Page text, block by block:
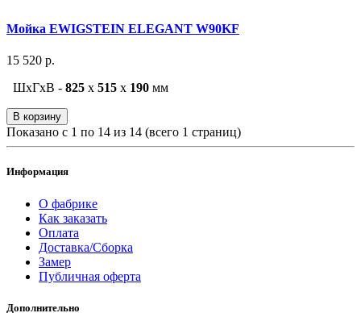
Мойка EWIGSTEIN ELEGANT W90KF
15 520 р.
ШxГxВ - 825 x 515 x 190 мм
В корзину
Показано с 1 по 14 из 14 (всего 1 страниц)
Информация
О фабрике
Как заказать
Оплата
Доставка/Сборка
Замер
Публичная оферта
Дополнительно